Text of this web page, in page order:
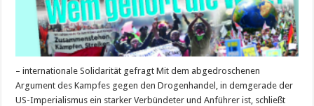
– internationale Solidarität gefragt Mit dem abgedroschenen
Argument des Kampfes gegen den Drogenhandel, in demgerade der
US-Imperialismus ein starker Verbündeter und Anführer ist, schließt